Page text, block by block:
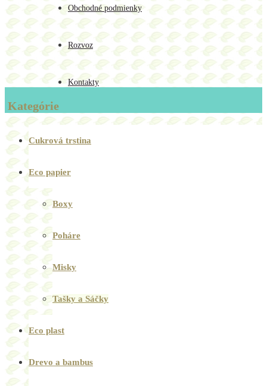
Obchodné podmienky
Rozvoz
Kontakty
Kategórie
Cukrová trstina
Eco papier
Boxy
Poháre
Misky
Tašky a Sáčky
Eco plast
Drevo a bambus